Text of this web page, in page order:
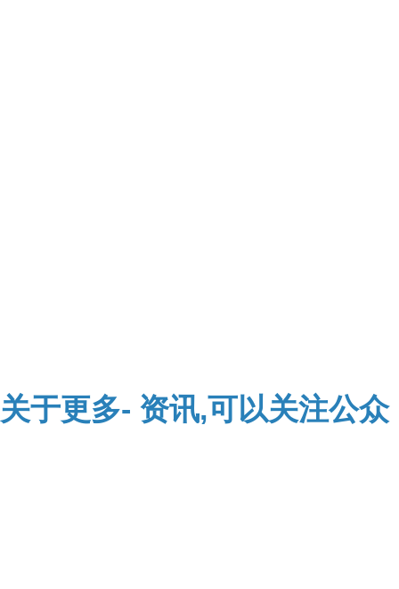
关于更多- 资讯,可以关注公众